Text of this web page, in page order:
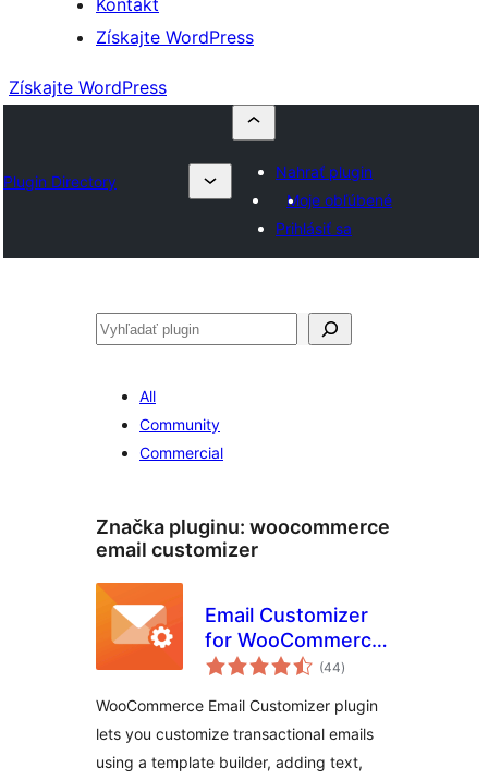
Kontakt
Získajte WordPress
Získajte WordPress
Plugin Directory
Nahrať plugin
Moje obľúbené
Prihlásiť sa
Hľadať
All
Community
Commercial
Značka pluginu: woocommerce
email customizer
Email Customizer
for WooCommerce
| Drag and Drop
Builder
(44celkové
hodnotenie
)
WooCommerce Email Customizer plugin
lets you customize transactional emails
using a template builder, adding text,